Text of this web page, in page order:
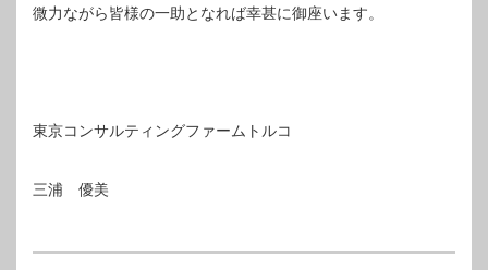
微力ながら皆様の一助となれば幸甚に御座います。
東京コンサルティングファームトルコ
三浦 優美